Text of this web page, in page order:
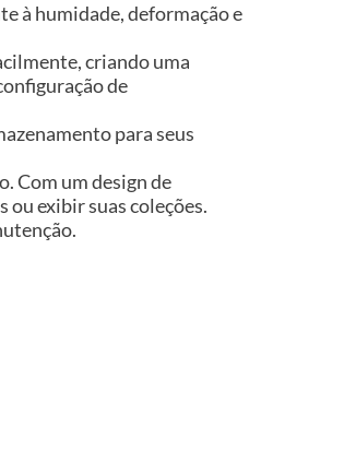
à humidade, deformação e
criando uma
de
para seus
Com um design de
exibir suas coleções.